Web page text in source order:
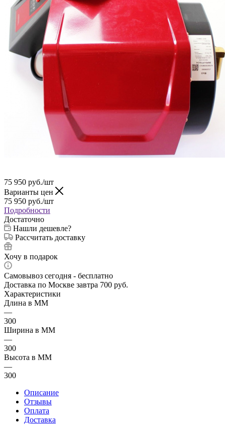
75 950 руб./шт
Варианты цен
75 950 руб./шт
Подробности
Достаточно
Нашли дешевле?
Рассчитать доставку
Хочу в подарок
Самовывоз сегодня - бесплатно
Доставка по Москве завтра 700 руб.
Характеристики
Длина в ММ
—
300
Ширина в ММ
—
300
Высота в ММ
—
300
Описание
Отзывы
Оплата
Доставка